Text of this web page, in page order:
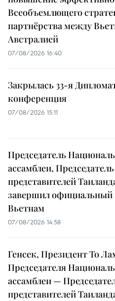
Всеобъемлющего
партнёрства между
Австралией
07/08/2026 16:40
Закрылась 33-я
конференция
07/08/2026 15:11
Председатель
ассамблеи,
представителей
завершил официальный
Вьетнам
07/08/2026 14:58
Генсек, Президент То
Председателя
ассамблеи —
представителей